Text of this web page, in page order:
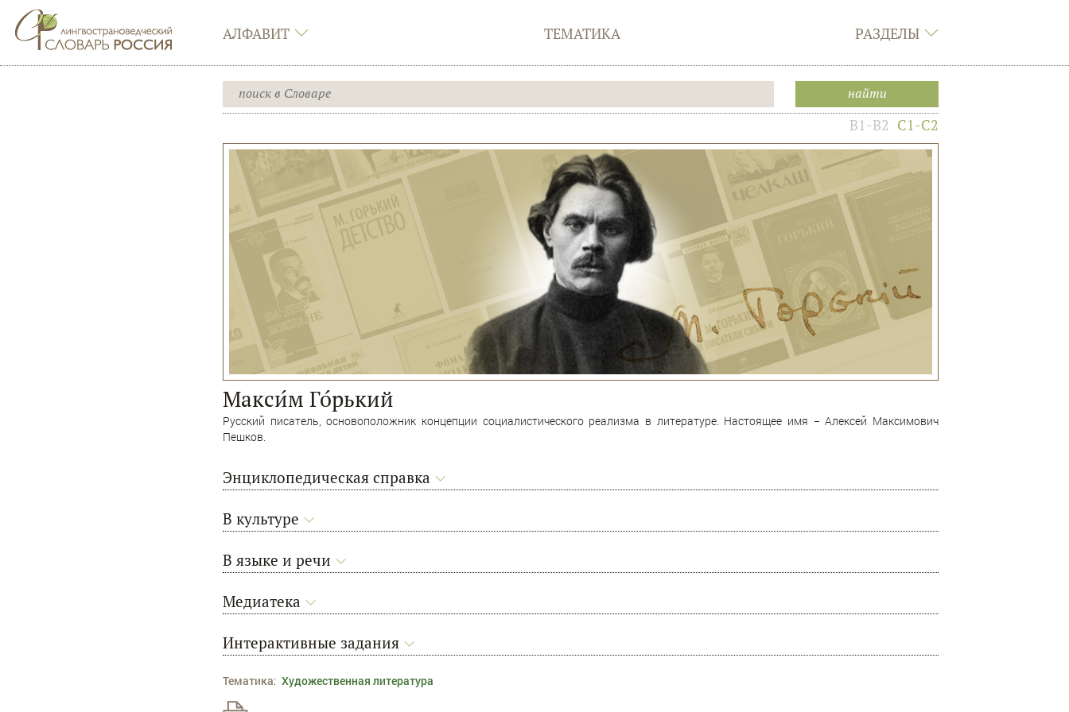
АЛФАВИТ ТЕМАТИКА РАЗДЕЛЫ
B1-B2 C1-C2
Макси́м Го́рький
Русский писатель, основоположник концепции социалистического реализма в литературе. Настоящее имя − Алексей Максимович
Пешков.
Энциклопедическая справка
В культуре
В языке и речи
Медиатека
Интерактивные задания
Тематика: Художественная литература